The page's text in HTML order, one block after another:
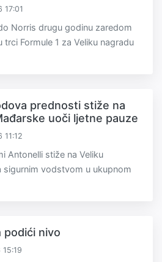
17:01
Norris drugu godinu zaredom
trci Formule 1 za Veliku nagradu
prednosti stiže na
uoči ljetne pauze
11:12
Antonelli stiže na Veliku
sigurnim vodstvom u ukupnom
podići nivo
15:19